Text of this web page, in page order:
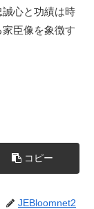
心と功績は時
臣像を象徴す
コピー
JEBloomnet2